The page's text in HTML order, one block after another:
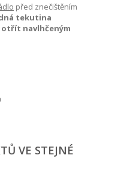
před znečištěním
tekutina
otřít navlhčeným
VE STEJNÉ